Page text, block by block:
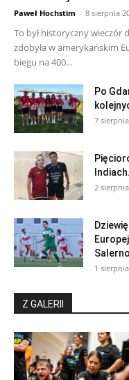
Paweł Hochstim - 8 sierpnia
To był historyczny wieczór
zdobyła w amerykańskim
biegu na 400...
Po
7
2
1
Z GALERII